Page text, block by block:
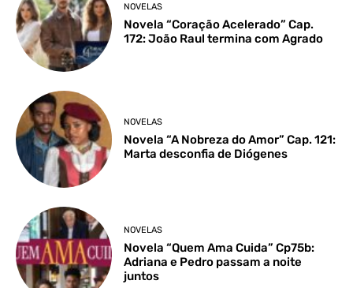
NOVELAS
Novela “Coração Acelerado” Cap.
172: João Raul termina com Agrado
NOVELAS
Novela “A Nobreza do Amor” Cap. 121:
Marta desconfia de Diógenes
NOVELAS
Novela “Quem Ama Cuida” Cp75b:
Adriana e Pedro passam a noite
juntos